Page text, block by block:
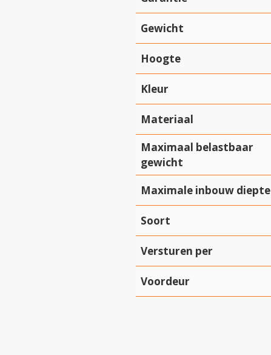
Gewicht
Hoogte
Kleur
Materiaal
Maximaal belastbaar
gewicht
Maximale inbouw diepte
Soort
Versturen per
Voordeur